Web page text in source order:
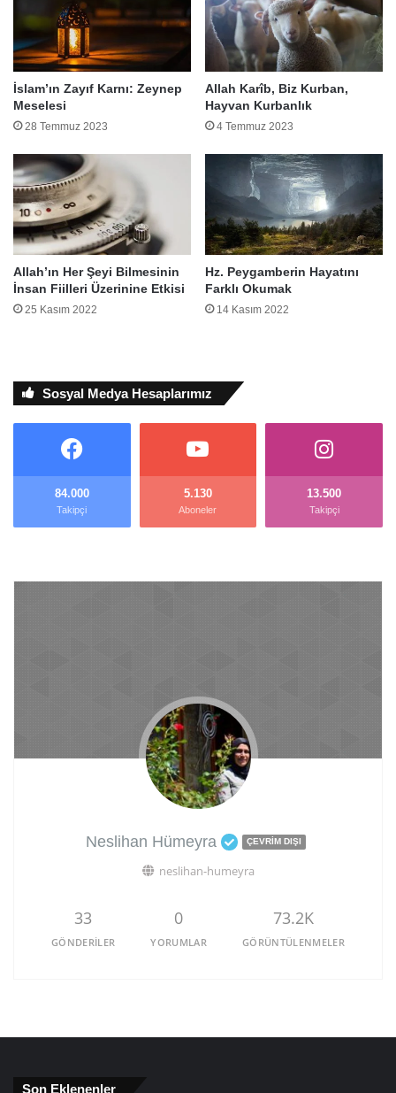
İslam’ın Zayıf Karnı: Zeynep
Meselesi
28 Temmuz 2023
Allah Karîb, Biz Kurban,
Hayvan Kurbanlık
4 Temmuz 2023
Allah’ın Her Şeyi Bilmesinin
İnsan Fiilleri Üzerinine Etkisi
25 Kasım 2022
Hz. Peygamberin Hayatını
Farklı Okumak
14 Kasım 2022
Sosyal Medya Hesaplarımız
84.000
Takipçi
5.130
Aboneler
13.500
Takipçi
Neslihan Hümeyra ÇEVRIM DIŞI
neslihan-humeyra
33
GÖNDERILER
0
YORUMLAR
73.2K
GÖRÜNTÜLENMELER
Son Eklenenler